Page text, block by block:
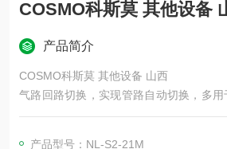
产品简介
COSMO科斯莫 其他设备 山西
气路回路切换，实现管路自动切换，多用
双通道比对式差压检漏； 多工位气密回
产品型号：NL-S2-21M